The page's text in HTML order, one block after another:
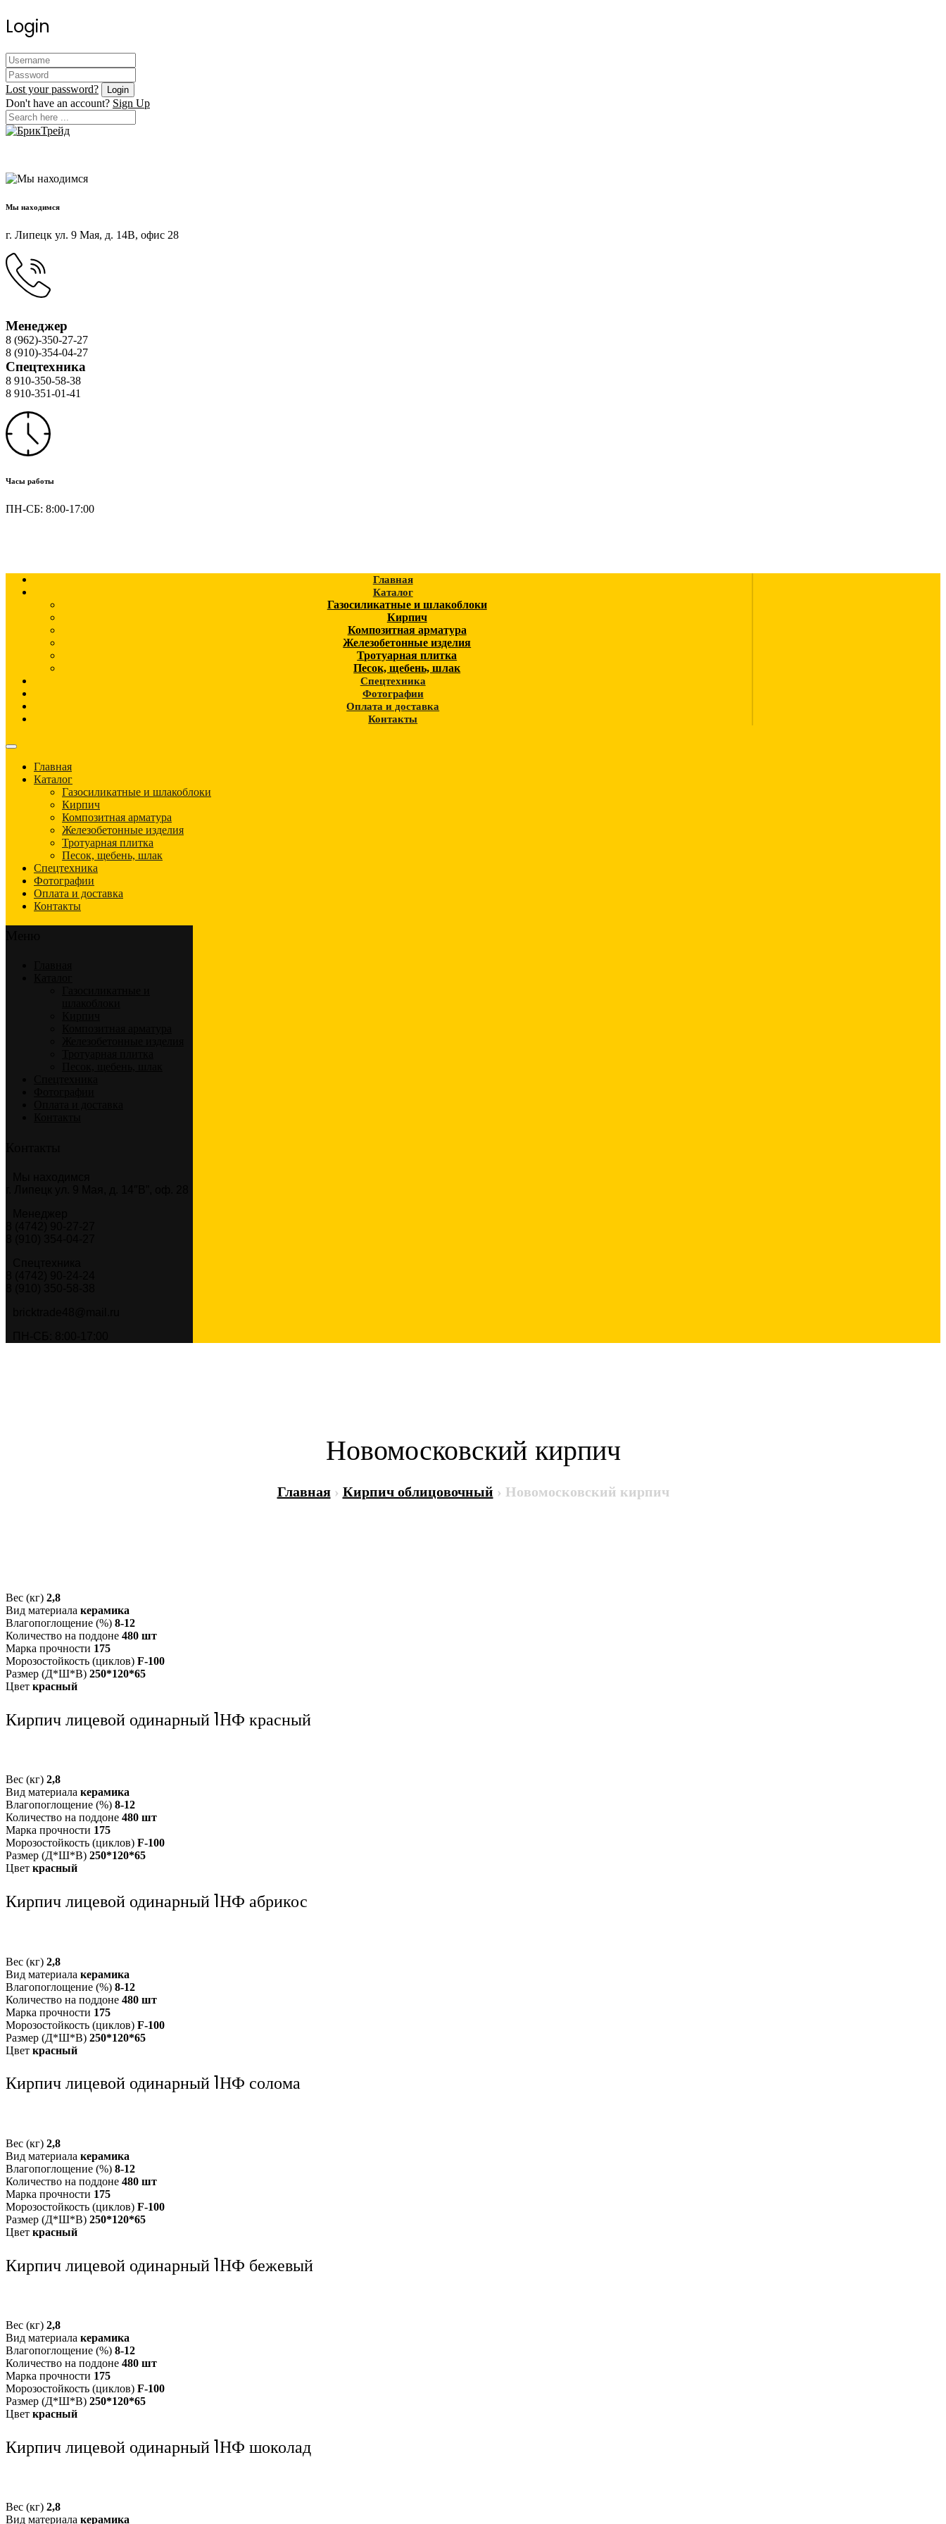
Login
Lost your password?
Don't have an account? Sign Up
Мы находимся
г. Липецк ул. 9 Мая, д. 14В, офис 28
Менеджер
8 (962)-350-27-27
8 (910)-354-04-27
Спецтехника
8 910-350-58-38
8 910-351-01-41
Часы работы
ПН-СБ: 8:00-17:00
Главная
Каталог
Газосиликатные и шлакоблоки
Кирпич
Композитная арматура
Железобетонные изделия
Тротуарная плитка
Песок, щебень, шлак
Спецтехника
Фотографии
Оплата и доставка
Контакты
Главная
Каталог
Газосиликатные и шлакоблоки
Кирпич
Композитная арматура
Железобетонные изделия
Тротуарная плитка
Песок, щебень, шлак
Спецтехника
Фотографии
Оплата и доставка
Контакты
Новомосковский кирпич
Главная› Кирпич облицовочный › Новомосковский кирпич
Вес (кг) 2,8
Вид материала керамика
Влагопоглощение (%) 8-12
Количество на поддоне 480 шт
Марка прочности 175
Морозостойкость (циклов) F-100
Размер (Д*Ш*В) 250*120*65
Цвет красный
Кирпич лицевой одинарный 1НФ красный
Вес (кг) 2,8
Вид материала керамика
Влагопоглощение (%) 8-12
Количество на поддоне 480 шт
Марка прочности 175
Морозостойкость (циклов) F-100
Размер (Д*Ш*В) 250*120*65
Цвет красный
Кирпич лицевой одинарный 1НФ абрикос
Вес (кг) 2,8
Вид материала керамика
Влагопоглощение (%) 8-12
Количество на поддоне 480 шт
Марка прочности 175
Морозостойкость (циклов) F-100
Размер (Д*Ш*В) 250*120*65
Цвет красный
Кирпич лицевой одинарный 1НФ солома
Вес (кг) 2,8
Вид материала керамика
Влагопоглощение (%) 8-12
Количество на поддоне 480 шт
Марка прочности 175
Морозостойкость (циклов) F-100
Размер (Д*Ш*В) 250*120*65
Цвет красный
Кирпич лицевой одинарный 1НФ бежевый
Вес (кг) 2,8
Вид материала керамика
Влагопоглощение (%) 8-12
Количество на поддоне 480 шт
Марка прочности 175
Морозостойкость (циклов) F-100
Размер (Д*Ш*В) 250*120*65
Цвет красный
Кирпич лицевой одинарный 1НФ шоколад
Вес (кг) 2,8
Вид материала керамика